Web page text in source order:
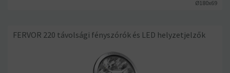
Ø180x69
FERVOR 220 távolsági fényszórók és LED helyzetjelzők